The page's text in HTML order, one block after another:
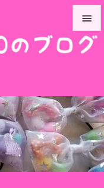



前へ

次へ
